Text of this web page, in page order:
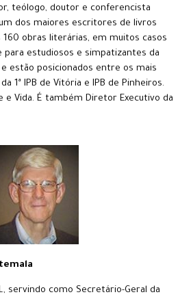
teólogo, doutor e conferencista
dos maiores escritores de livros
160 obras literárias, em muitos casos
para estudiosos e simpatizantes da
estão posicionados entre os mais
1ª IPB de Vitória e IPB de Pinheiros.
e Vida. É também Diretor Executivo da
servindo como Secretário-Geral da